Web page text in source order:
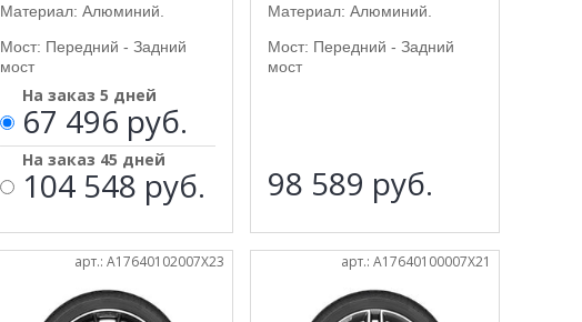
Материал: Алюминий.
Мост: Передний - Задний
мост
На заказ 5 дней
67 496 руб.
На заказ 45 дней
104 548 руб.
Материал: Алюминий.
Мост: Передний - Задний
мост
98 589 руб.
арт.: A17640102007X23 арт.: A17640100007X21